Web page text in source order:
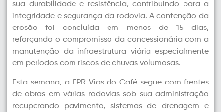
sua durabilidade e resistência, contribuindo para a
integridade e segurança da rodovia. A contenção da
erosão foi concluída em menos de 15 dias,
reforçando o compromisso da concessionária com a
manutenção da infraestrutura viária especialmente
em períodos com riscos de chuvas volumosas.
Esta semana, a EPR Vias do Café segue com frentes
de obras em várias rodovias sob sua administração
recuperando pavimento, sistemas de drenagem e